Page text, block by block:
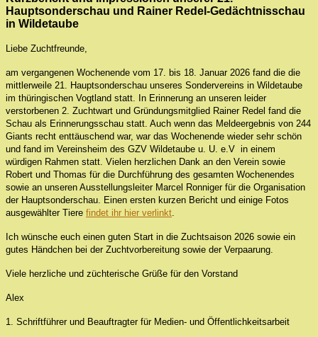
Hauptsonderschau und Rainer Redel-Gedächtnisschau
in Wildetaube
Liebe Zuchtfreunde,
am vergangenen Wochenende vom 17. bis 18. Januar 2026 fand die die
mittlerweile 21. Hauptsonderschau unseres Sondervereins in Wildetaube
im thüringischen Vogtland statt. In Erinnerung an unseren leider
verstorbenen 2. Zuchtwart und Gründungsmitglied Rainer Redel fand die
Schau als Erinnerungsschau statt. Auch wenn das Meldeergebnis von 244
Giants recht enttäuschend war, war das Wochenende wieder sehr schön
und fand im Vereinsheim des GZV Wildetaube u. U. e.V in einem
würdigen Rahmen statt. Vielen herzlichen Dank an den Verein sowie
Robert und Thomas für die Durchführung des gesamten Wochenendes
sowie an unseren Ausstellungsleiter Marcel Ronniger für die Organisation
der Hauptsonderschau. Einen ersten kurzen Bericht und einige Fotos
ausgewählter Tiere findet ihr hier verlinkt.
Ich wünsche euch einen guten Start in die Zuchtsaison 2026 sowie ein
gutes Händchen bei der Zuchtvorbereitung sowie der Verpaarung.
Viele herzliche und züchterische Grüße für den Vorstand
Alex
1. Schriftführer und Beauftragter für Medien- und Öffentlichkeitsarbeit